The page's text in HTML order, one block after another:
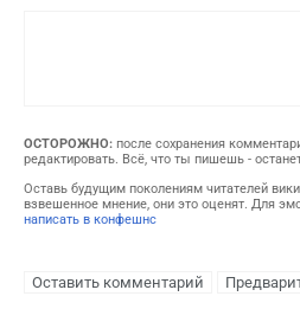
ОСТОРОЖНО: после сохранения
редактировать. Всё, что ты пишешь -
Оставь будущим поколениям читателей
взвешенное мнение, они это оценят. Для
написать в конфешнс